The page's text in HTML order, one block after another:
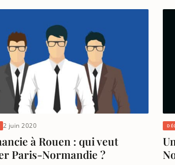
2 juin 2020
à Rouen : qui veut
Paris-Normandie ?